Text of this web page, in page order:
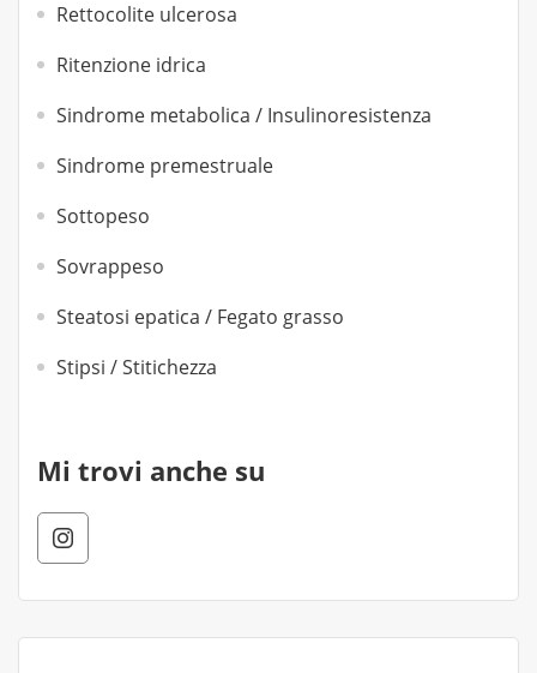
Rettocolite ulcerosa
Ritenzione idrica
Sindrome metabolica / Insulinoresistenza
Sindrome premestruale
Sottopeso
Sovrappeso
Steatosi epatica / Fegato grasso
Stipsi / Stitichezza
Mi trovi anche su